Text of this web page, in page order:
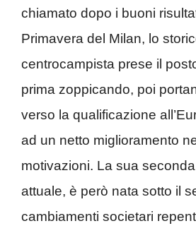
chiamato dopo i buoni
Primavera del Milan, lo
centrocampista prese il
prima zoppicando, poi
verso la qualificazione
ad un netto miglioramento
motivazioni. La sua
attuale, è però nata sotto il
cambiamenti societari